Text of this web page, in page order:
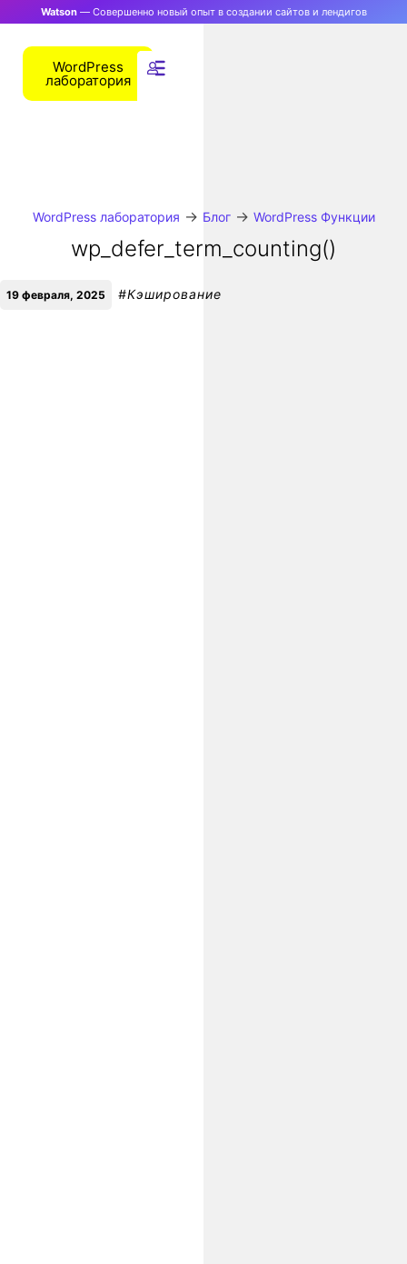
Watson— Совершенно новый опыт в создании сайтов и лендигов
WordPress
лаборатория
WordPress лаборатория → Блог→ WordPress Функции
wp_defer_term_counting()
19 февраля, 2025 #Кэширование